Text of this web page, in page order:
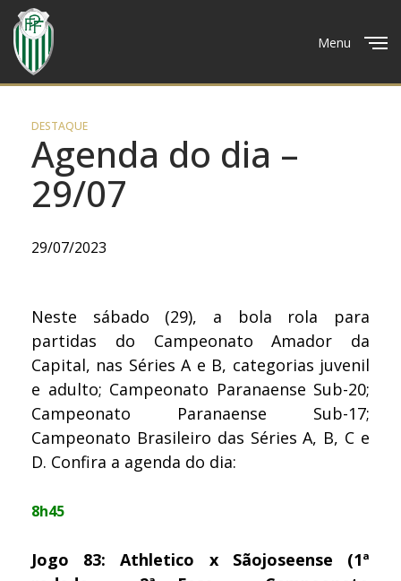
Menu
DESTAQUE
Agenda do dia –
29/07
29/07/2023
Neste sábado (29), a bola rola para
partidas do Campeonato Amador da
Capital, nas Séries A e B, categorias juvenil
e adulto; Campeonato Paranaense Sub-20;
Campeonato Paranaense Sub-17;
Campeonato Brasileiro das Séries A, B, C e
D. Confira a agenda do dia:
8h45
Jogo 83: Athletico x Sãojoseense (1ª